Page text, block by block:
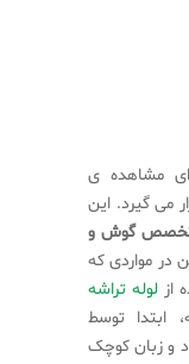
مشاهده ی
می گیرد. این
گوش و
مواردی که
از لوله تراشه
ابتدا توسط
و زبان کوچک